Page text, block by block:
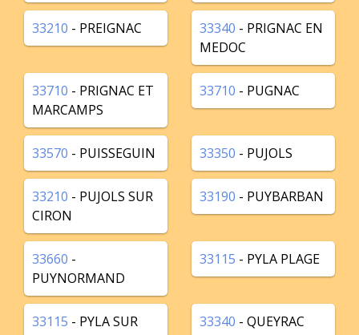
33210 - PREIGNAC 33340 - PRIGNAC EN
MEDOC
33710 - PRIGNAC ET
MARCAMPS
33710 - PUGNAC
33570 - PUISSEGUIN 33350 - PUJOLS
33210 - PUJOLS SUR
CIRON
33190 - PUYBARBAN
33660 -
PUYNORMAND
33115 - PYLA PLAGE
33115 - PYLA SUR
33340 - QUEYRAC